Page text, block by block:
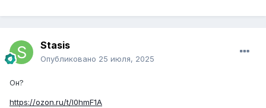
Stasis
Опубликовано 25 июля, 2025
Он?
https://ozon.ru/t/I0hmF1A